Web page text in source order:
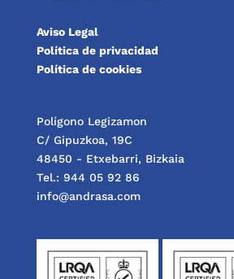
Aviso Legal
Política de privacidad
Política de cookies
Polígono Legizamon
C/ Gipuzkoa, 19C
48450 - Etxebarri, Bizkaia
Tel.: 944 05 92 86
info@andrasa.com